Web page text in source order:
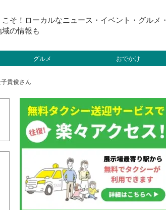
そ！ローカルなニュース・イベント・グルメ・
の情報も
グルメ おでかけ
貴俊さん